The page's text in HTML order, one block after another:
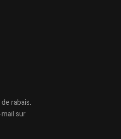
de rabais.
sur